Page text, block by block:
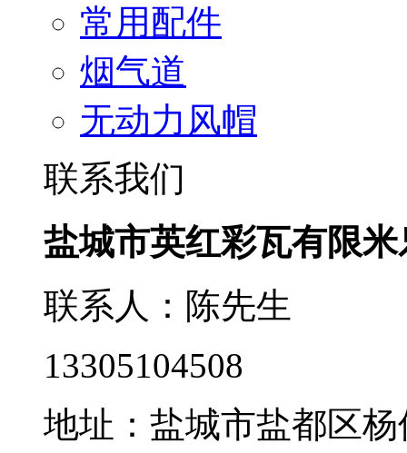
常用配件
烟气道
无动力风帽
联系我们
盐城市英红彩瓦有限
联系人：陈先生
13305104508
地址：盐城市盐都区